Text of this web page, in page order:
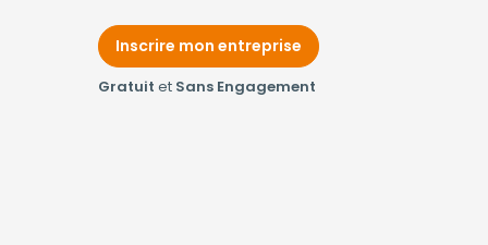
Inscrire mon entreprise
Gratuit et Sans Engagement